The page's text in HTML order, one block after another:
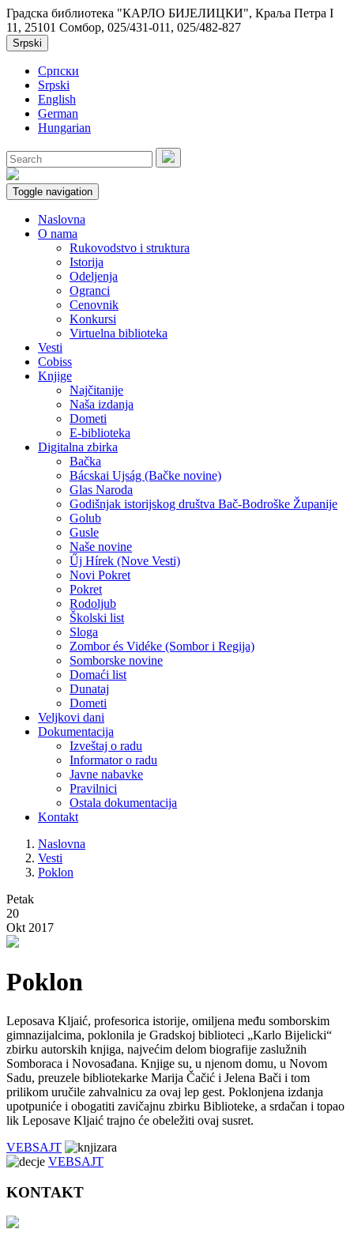
Градска библиотека "КАРЛО БИЈЕЛИЦКИ", Краља Петра I
11, 25101 Сомбор, 025/431-011, 025/482-827
Srpski
Српски
Srpski
English
German
Hungarian
Toggle navigation
Naslovna
O nama
Rukovodstvo i struktura
Istorija
Odeljenja
Ogranci
Cenovnik
Konkursi
Virtuelna biblioteka
Vesti
Cobiss
Knjige
Najčitanije
Naša izdanja
Dometi
E-biblioteka
Digitalna zbirka
Bačka
Bácskai Ujság (Bačke novine)
Glas Naroda
Godišnjak istorijskog društva Bač-Bodroške Županije
Golub
Gusle
Naše novine
Űj Hírek (Nove Vesti)
Novi Pokret
Pokret
Rodoljub
Školski list
Sloga
Zombor és Vidéke (Sombor i Regija)
Somborske novine
Domaći list
Dunataj
Dometi
Veljkovi dani
Dokumentacija
Izveštaj o radu
Informator o radu
Javne nabavke
Pravilnici
Ostala dokumentacija
Kontakt
Naslovna
Vesti
Poklon
Petak
20
Okt 2017
Poklon
Leposava Kljaić, profesorica istorije, omiljena među somborskim
gimnazijalcima, poklonila je Gradskoj biblioteci „Karlo Bijelicki“
zbirku autorskih knjiga, najvećim delom biografije zaslužnih
Somboraca i Novosađana. Knjige su, u njenom domu, u Novom
Sadu, preuzele bibliotekarke Marija Čačić i Jelena Bači i tom
prilikom uručile zahvalnicu za ovaj lep gest. Poklonjena izdanja
upotpuniće i obogatiti zavičajnu zbirku Biblioteke, a srdačan i topao
lik Leposave Kljaić trajno će obeležiti ovaj susret.
VEBSAJT
VEBSAJT
KONTAKT